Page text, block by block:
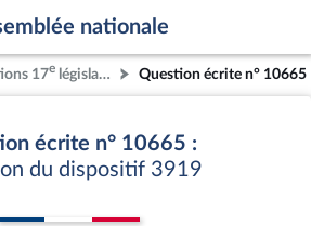
nationale
17e législature Question écrite n° 10665
écrite n° 10665 :
du dispositif 3919